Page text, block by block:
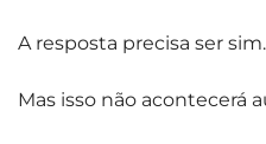
A resposta precisa ser sim.
Mas isso não acontecerá